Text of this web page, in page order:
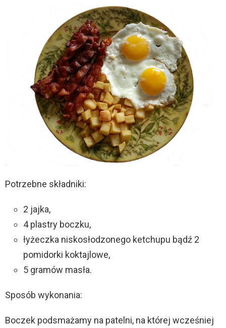
Potrzebne składniki:
2 jajka,
4 plastry boczku,
łyżeczka niskosłodzonego ketchupu bądź 2
pomidorki koktajlowe,
5 gramów masła.
Sposób wykonania:
Boczek podsmażamy na patelni, na której wcześniej